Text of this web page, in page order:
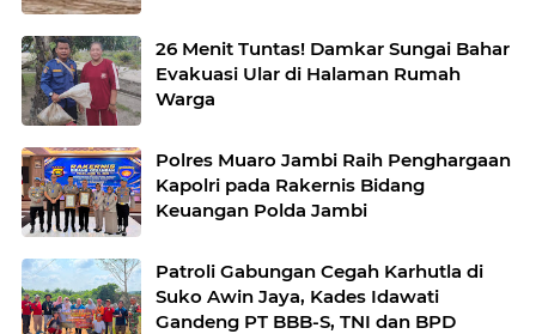
26 Menit Tuntas! Damkar Sungai Bahar
Evakuasi Ular di Halaman Rumah
Warga
Polres Muaro Jambi Raih Penghargaan
Kapolri pada Rakernis Bidang
Keuangan Polda Jambi
Patroli Gabungan Cegah Karhutla di
Suko Awin Jaya, Kades Idawati
Gandeng PT BBB-S, TNI dan BPD